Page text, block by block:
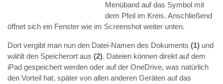
Menüband auf das Symbol mit
dem Pfeil im Kreis. Anschließend
öffnet sich ein Fenster wie im Screenshot weiter unten.
Dort vergibt man nun den Datei-Namen des Dokuments (1) und
wählt den Speicherort aus (2). Dateien können direkt auf dem
iPad gespeichert werden oder auf der OneDrive, was natürlich
den Vorteil hat, später von allen anderen Geräten auf das